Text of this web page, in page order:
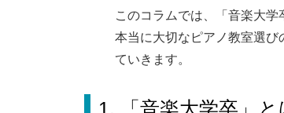
このコラムでは、「音楽大
本当に大切なピアノ教室選
ていきます。
1. 「音楽大学卒」